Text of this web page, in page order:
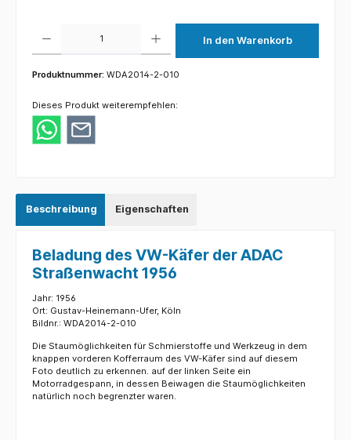
In den Warenkorb
Produktnummer: WDA2014-2-010
Dieses Produkt weiterempfehlen:
Beschreibung Eigenschaften
Beladung des VW-Käfer der ADAC
Straßenwacht 1956
Jahr: 1956
Ort: Gustav-Heinemann-Ufer, Köln
Bildnr.: WDA2014-2-010
Die Staumöglichkeiten für Schmierstoffe und Werkzeug in dem
knappen vorderen Kofferraum des VW-Käfer sind auf diesem
Foto deutlich zu erkennen. auf der linken Seite ein
Motorradgespann, in dessen Beiwagen die Staumöglichkeiten
natürlich noch begrenzter waren.